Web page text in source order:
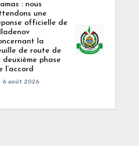
: nous
une
officielle de
la
de route de
deuxième phase
l’accord
6 août 2026